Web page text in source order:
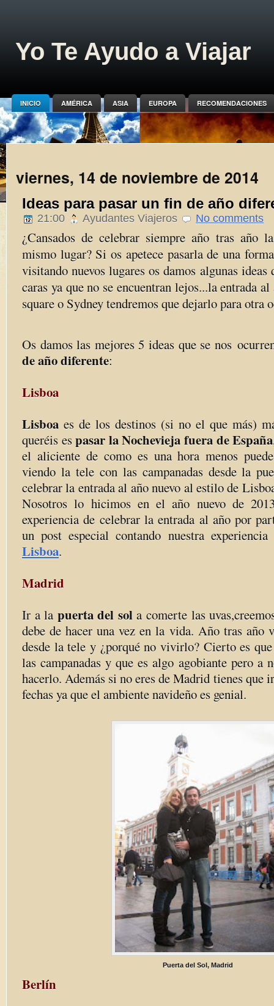
Yo Te Ayudo a Viajar
INICIO AMÉRICA ASIA EUROPA RECOMENDACIONES
viernes, 14 de noviembre de 2014
Ideas para pasar un fin de año
21:00 Ayudantes Viajeros No comments
¿Cansados de celebrar siempre año tras año
mismo lugar? Si os apetece pasarla de una
visitando nuevos lugares os damos algunas
caras ya que no se encuentran lejos...la entrada
square o Sydney tendremos que dejarlo para otra
Os damos las mejores 5 ideas que se nos
de año diferente:
Lisboa
Lisboa es de los destinos (si no el que más)
queréis espasar la Nochevieja fuera de España
el aliciente de como es una hora menos
viendo la tele con las campanadas desde la
celebrar la entrada al año nuevo al estilo de
Nosotros lo hicimos en el año nuevo de
experiencia de celebrar la entrada al año por
un post especial contando nuestra experiencia
Lisboa.
Madrid
Ir a la puerta del sola comerte las
debe de hacer una vez en la vida. Año tras año
desde la tele y ¿porqué no vivirlo? Cierto es que
las campanadas y que es algo agobiante pero a
hacerlo. Además si no eres de Madrid tienes que
fechas ya que el ambiente navideño es genial.
Puerta del Sol, Madrid
Berlín